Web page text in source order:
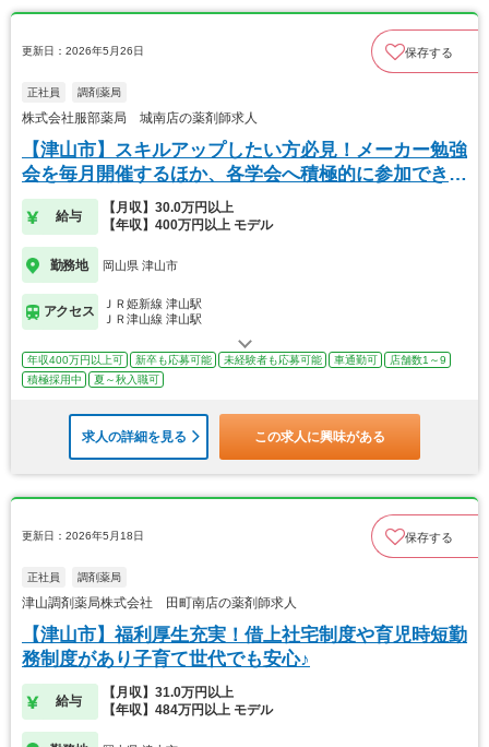
更新日：2026年5月26日 保存する
正社員 調剤薬局
株式会社服部薬局 城南店の薬剤師求人
【津山市】スキルアップしたい方必見！メーカー勉強
会を毎月開催するほか、各学会へ積極的に参加できま
す！
給与
【月収】30.0万円以上
【年収】400万円以上 モデル
勤務地 岡山県 津山市
アクセス
ＪＲ姫新線 津山駅
ＪＲ津山線 津山駅
年収400万円以上可 新卒も応募可能 未経験者も応募可能 車通勤可
店舗数1～9
積極採用中
夏～秋入職可
求人の詳細を見る この求人に興味がある
更新日：2026年5月18日 保存する
正社員 調剤薬局
津山調剤薬局株式会社 田町南店の薬剤師求人
【津山市】福利厚生充実！借上社宅制度や育児時短勤
務制度があり子育て世代でも安心♪
給与
【月収】31.0万円以上
【年収】484万円以上 モデル